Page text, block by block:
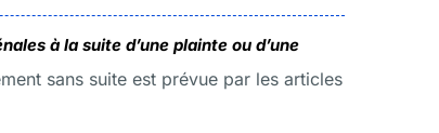
à la suite d’une plainte ou d’une
sans suite est prévue par les articles